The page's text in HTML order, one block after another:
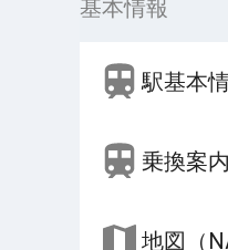
基本情報
駅基本
乗換案
地図（